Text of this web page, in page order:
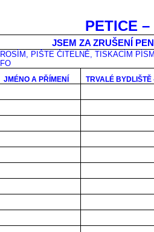
PETICE –
JSEM ZA ZRUŠENÍ
PIŠTE ČITELNĚ, TISKACÍM
JMÉNO A PŘÍMENÍ
TRVALÉ BYDLIŠTĚ